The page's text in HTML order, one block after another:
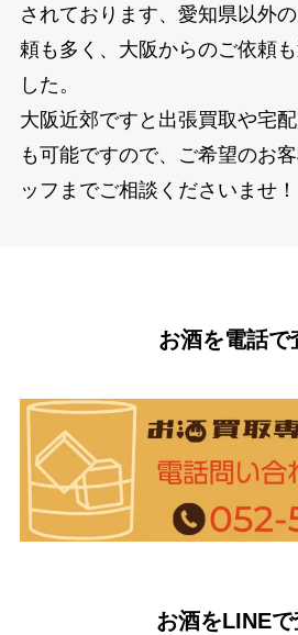
されております、愛知県以外
頼も多く、大阪からのご依頼
した。
大阪近郊ですと出張買取や宅
も可能ですので、ご希望のお
ッフまでご相談くださいませ！
お酒を電話で
お酒をLINEで